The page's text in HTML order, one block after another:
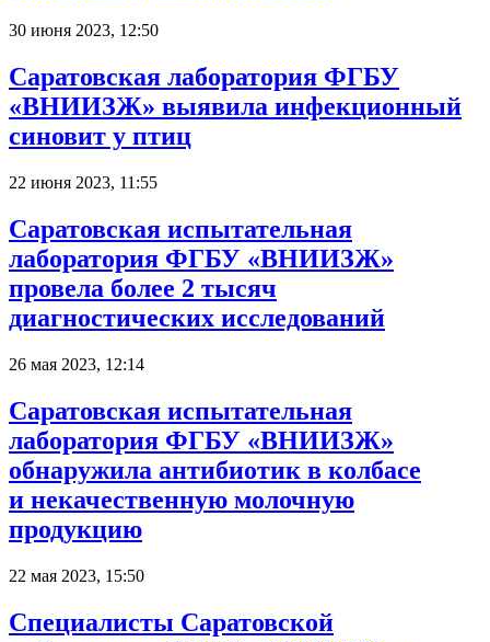
30 июня 2023, 12:50
Саратовская лаборатория ФГБУ
«ВНИИЗЖ» выявила инфекционный
синовит у птиц
22 июня 2023, 11:55
Саратовская испытательная
лаборатория ФГБУ «ВНИИЗЖ»
провела более 2 тысяч
диагностических исследований
26 мая 2023, 12:14
Саратовская испытательная
лаборатория ФГБУ «ВНИИЗЖ»
обнаружила антибиотик в колбасе
и некачественную молочную
продукцию
22 мая 2023, 15:50
Специалисты Саратовской